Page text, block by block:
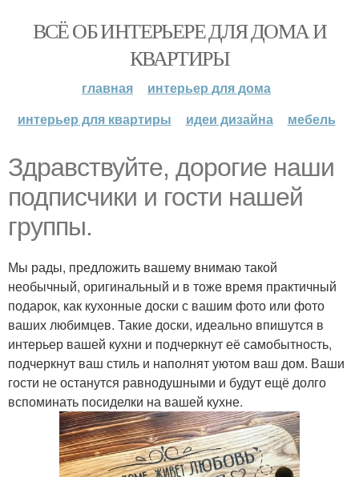
ВСЁ ОБ ИНТЕРЬЕРЕ ДЛЯ ДОМА И
КВАРТИРЫ
главная
интерьер для дома
интерьер для квартиры
идеи дизайна мебель
Здравствуйте, дорогие наши
подписчики и гости нашей
группы.
Мы рады, предложить вашему внимаю такой
необычный, оригинальный и в тоже время практичный
подарок, как кухонные доски с вашим фото или фото
ваших любимцев. Такие доски, идеально впишутся в
интерьер вашей кухни и подчеркнут её самобытность,
подчеркнут ваш стиль и наполнят уютом ваш дом. Ваши
гости не останутся равнодушными и будут ещё долго
вспоминать посиделки на вашей кухне.